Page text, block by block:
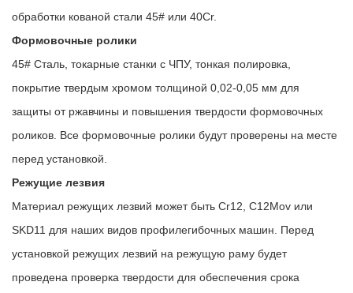
обработки кованой стали 45# или 40Cr.
Формовочные ролики
45# Сталь, токарные станки с ЧПУ, тонкая полировка,
покрытие твердым хромом толщиной 0,02-0,05 мм для
защиты от ржавчины и повышения твердости формовочных
роликов. Все формовочные ролики будут проверены на месте
перед установкой.
Режущие лезвия
Материал режущих лезвий может быть Cr12, C12Mov или
SKD11 для наших видов профилегибочных машин. Перед
установкой режущих лезвий на режущую раму будет
проведена проверка твердости для обеспечения срока